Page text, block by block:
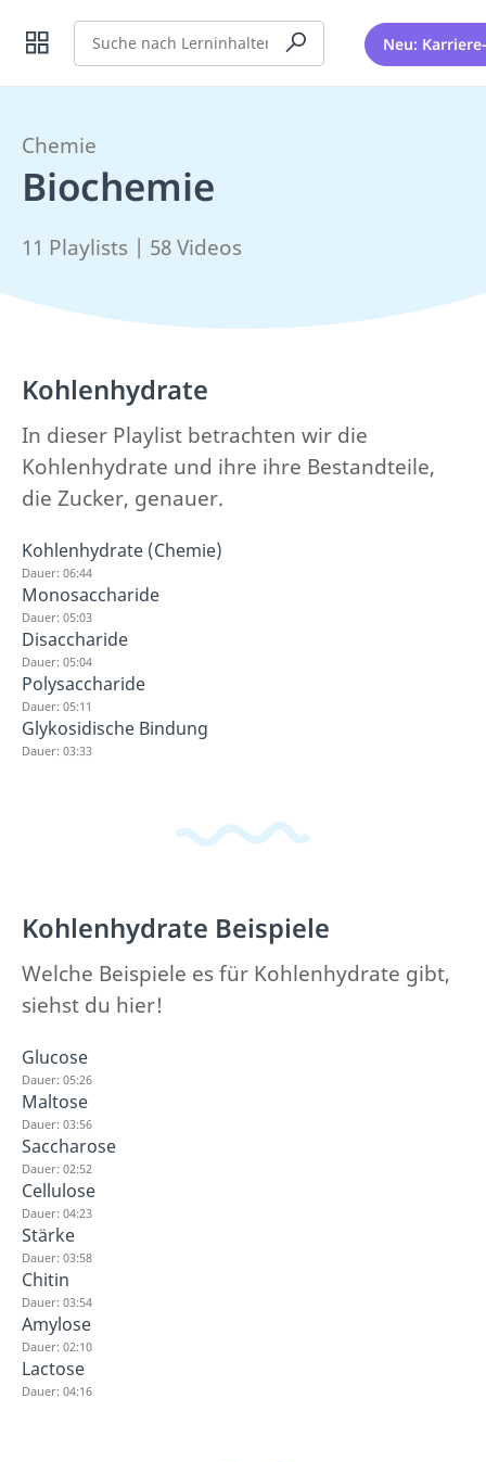
Suche Neu:
Chemie
Biochemie
11 Playlists | 58 Videos
Kohlenhydrate
In dieser Playlist betrachten wir die
Kohlenhydrate und ihre ihre Bestandteile,
die Zucker, genauer.
Kohlenhydrate (Chemie)
Dauer: 06:44
Monosaccharide
Dauer: 05:03
Disaccharide
Dauer: 05:04
Polysaccharide
Dauer: 05:11
Glykosidische Bindung
Dauer: 03:33
Kohlenhydrate Beispiele
Welche Beispiele es für Kohlenhydrate gibt,
siehst du hier!
Glucose
Dauer: 05:26
Maltose
Dauer: 03:56
Saccharose
Dauer: 02:52
Cellulose
Dauer: 04:23
Stärke
Dauer: 03:58
Chitin
Dauer: 03:54
Amylose
Dauer: 02:10
Lactose
Dauer: 04:16